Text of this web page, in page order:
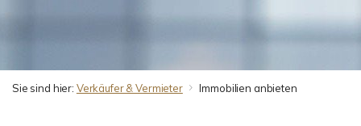
Sie sind hier: Verkäufer & Vermieter Immobilien anbieten